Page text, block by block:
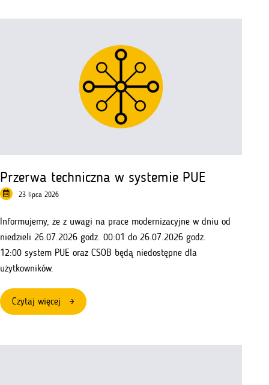
naboru
Przerwa techniczna w systemie PUE
23 lipca 2026
Informujemy, że z uwagi na prace modernizacyjne w dniu od
niedzieli 26.07.2026 godz. 00:01 do 26.07.2026 godz.
12:00 system PUE oraz CSOB będą niedostępne dla
użytkowników.
Czytaj więcej
Przerwa
w